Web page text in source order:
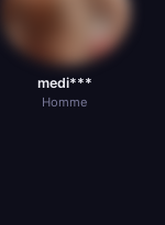
medi***
Homme